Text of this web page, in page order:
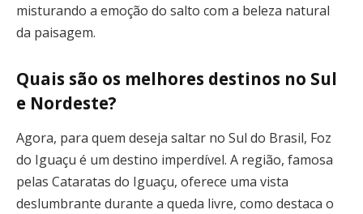
misturando a emoção do salto com a beleza natural
da paisagem.
Quais são os melhores destinos no Sul
e Nordeste?
Agora, para quem deseja saltar no Sul do Brasil, Foz
do Iguaçu é um destino imperdível. A região, famosa
pelas Cataratas do Iguaçu, oferece uma vista
deslumbrante durante a queda livre, como destaca o